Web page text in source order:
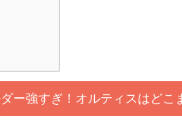
ー強すぎ！オルティスはどこ